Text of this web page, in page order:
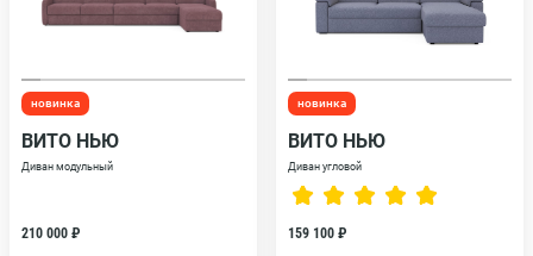
новинка
ВИТО НЬЮ
Диван модульный
210 000 ₽
новинка
ВИТО НЬЮ
Диван угловой
159 100 ₽